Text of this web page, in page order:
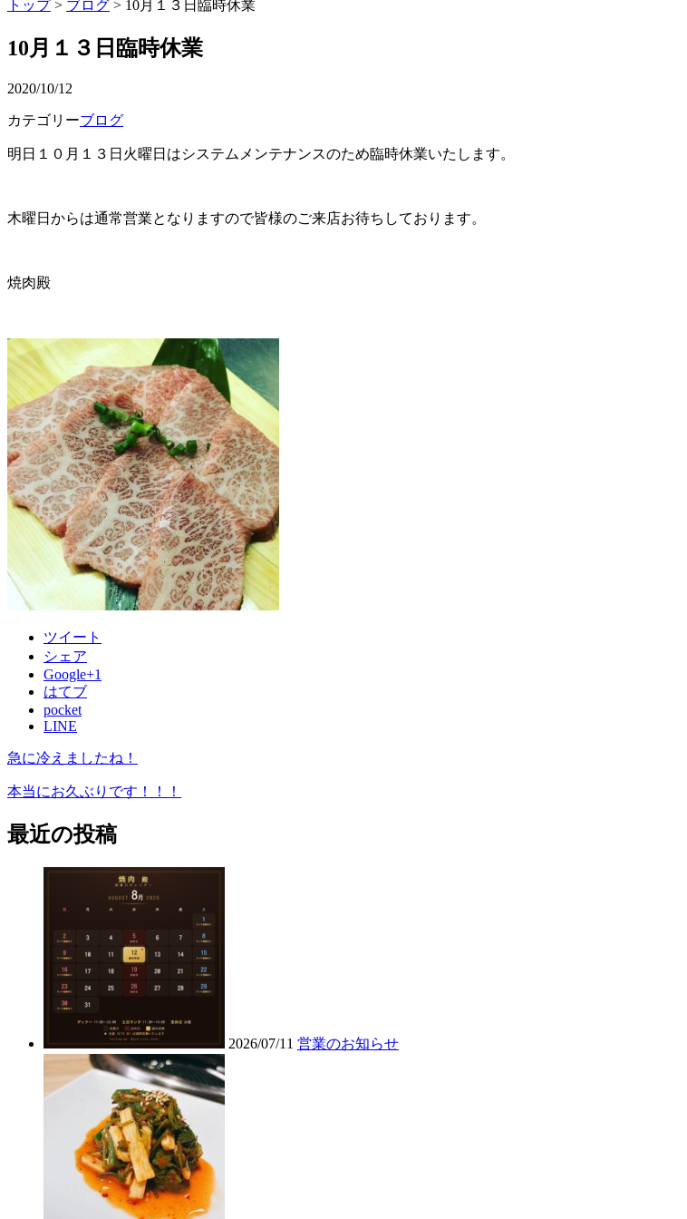
トップ > ブログ > 10月１３日臨時休業
10月１３日臨時休業
2020/10/12
カテゴリーブログ
明日１０月１３日火曜日はシステムメンテナンスのため臨時休業いたします。
木曜日からは通常営業となりますので皆様のご来店お待ちしております。
焼肉殿
ツイート
シェア
Google+1
はてブ
pocket
LINE
急に冷えましたね！
本当にお久ぶりです！！！
最近の投稿
2026/07/11 営業のお知らせ